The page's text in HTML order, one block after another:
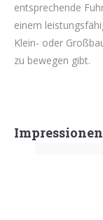
entsprechende
einem
Klein- oder
zu bewegen gibt.
Impressionen